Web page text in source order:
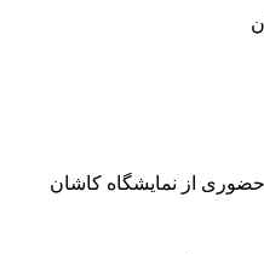
حضوری از نمایشگاه کاشان